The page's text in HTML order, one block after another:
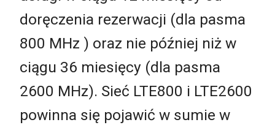
doręczenia rezerwacji (dla pasma
800 MHz ) oraz nie później niż w
ciągu 36 miesięcy (dla pasma
2600 MHz). Sieć LTE800 i LTE2600
powinna się pojawić w sumie w